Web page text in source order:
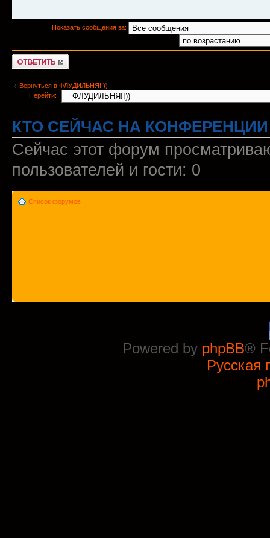
Показать сообщения за:
Ответить
Вернуться в ФЛУДИЛЬНЯ!!))
Перейти:
КТО СЕЙЧАС НА КОНФЕРЕНЦИИ
Сейчас этот форум
пользователей и гости: 0
Список форумов
Powered by phpBB®
Русская